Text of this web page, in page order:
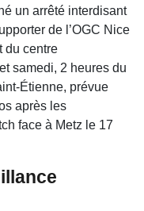
un arrêté interdisant
de l’OGC Nice
du centre
samedi, 2 heures du
Étienne, prévue
après les
face à Metz le 17